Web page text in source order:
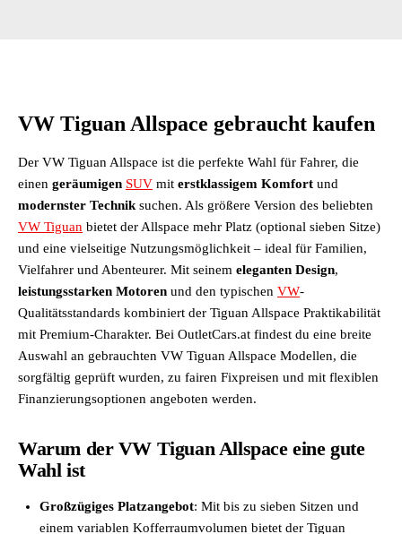
VW Tiguan Allspace gebraucht kaufen
Der VW Tiguan Allspace ist die perfekte Wahl für Fahrer, die
einen geräumigen SUV mit erstklassigem Komfort und
modernster Technik suchen. Als größere Version des beliebten
VW Tiguan bietet der Allspace mehr Platz (optional sieben Sitze)
und eine vielseitige Nutzungsmöglichkeit – ideal für Familien,
Vielfahrer und Abenteurer. Mit seinem eleganten Design,
leistungsstarken Motoren und den typischen VW-
Qualitätsstandards kombiniert der Tiguan Allspace Praktikabilität
mit Premium-Charakter. Bei OutletCars.at findest du eine breite
Auswahl an gebrauchten VW Tiguan Allspace Modellen, die
sorgfältig geprüft wurden, zu fairen Fixpreisen und mit flexiblen
Finanzierungsoptionen angeboten werden.
Warum der VW Tiguan Allspace eine gute
Wahl ist
Großzügiges Platzangebot: Mit bis zu sieben Sitzen und
einem variablen Kofferraumvolumen bietet der Tiguan